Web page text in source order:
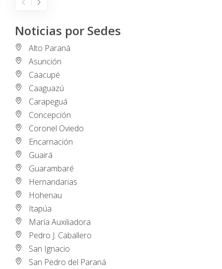
Noticias por Sedes
Alto Paraná
Asunción
Caacupé
Caaguazú
Carapeguá
Concepción
Coronel Oviedo
Encarnación
Guairá
Guarambaré
Hernandarias
Hohenau
Itapúa
María Auxiliadora
Pedro J. Caballero
San Ignacio
San Pedro del Paraná